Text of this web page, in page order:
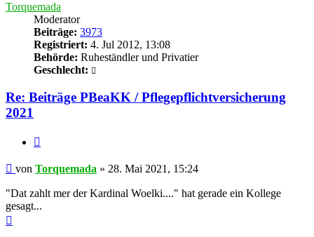
Torquemada
Moderator
Beiträge: 3973
Registriert: 4. Jul 2012, 13:08
Behörde: Ruheständler und Privatier
Geschlecht:
Re: Beiträge PBeaKK / Pflegepflichtversicherung
2021
Beitrag
von Torquemada » 28. Mai 2021, 15:24
"Dat zahlt mer der Kardinal Woelki...." hat gerade ein Kollege
gesagt...